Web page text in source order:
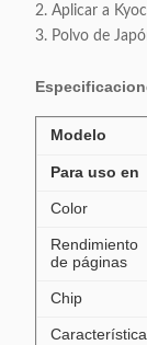
2. Aplicar a
3. Polvo de
Modelo
Para uso en
Color
Rendimiento
de páginas
Chip
Característica